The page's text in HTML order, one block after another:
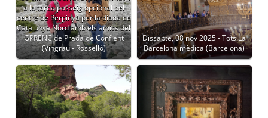
a la tarda passeig opcional pel
centre de Perpinyà per la diada de
Catalunya Nord amb els amics del
GPRENC de Prada de Conflent
(Vingrau - Rosselló)
Dissabte, 08 nov 2025 - Tots La
Barcelona mèdica (Barcelona)